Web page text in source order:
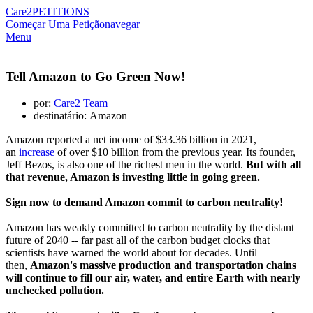
Care2PETITIONS
Começar Uma Petiçãonavegar
Menu
Tell Amazon to Go Green Now!
por: Care2 Team
destinatário: Amazon
Amazon reported a net income of $33.36 billion in 2021,
an increase of over $10 billion from the previous year. Its founder,
Jeff Bezos, is also one of the richest men in the world. But with all
that revenue, Amazon is investing little in going green.
Sign now to demand Amazon commit to carbon neutrality!
Amazon has weakly committed to carbon neutrality by the distant
future of 2040 -- far past all of the carbon budget clocks that
scientists have warned the world about for decades. Until
then, Amazon's massive production and transportation chains
will continue to fill our air, water, and entire Earth with nearly
unchecked pollution.